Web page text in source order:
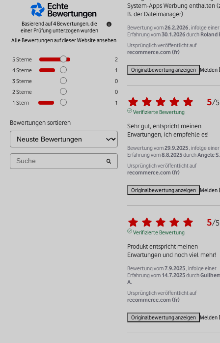
Basierend auf4 Bewertungen, die
einer Prüfung unterzogen wurden
Alle Bewertungen auf dieser Website ansehen
5Sterne
2
4Sterne
1
3Sterne
0
2Sterne
0
1 Stern 1
Bewertungen sortieren
System-Apps Werbung enthalten
B. der Dateimanager)
Bewertung vom26.2.2026 , infolge einer
Erfahrung vom30.1.2026durch Roland
Ursprünglich veröffentlicht auf
recommerce.com (fr)
Originalbewertung anzeigen Melden
5/5
Verifizierte Bewertung
Sehr gut, entspricht meinen
Erwartungen, ich empfehle es!
Bewertung vom29.9.2025 , infolge einer
Erfahrung vom8.8.2025durchAngele S.
Ursprünglich veröffentlicht auf
recommerce.com (fr)
Originalbewertung anzeigen Melden
5/5
Verifizierte Bewertung
Produkt entspricht meinen
Erwartungen und noch viel mehr!
Bewertung vom7.9.2025 , infolge einer
Erfahrung vom 14.7.2025durch
A.
Ursprünglich veröffentlicht auf
recommerce.com (fr)
Originalbewertung anzeigen Melden